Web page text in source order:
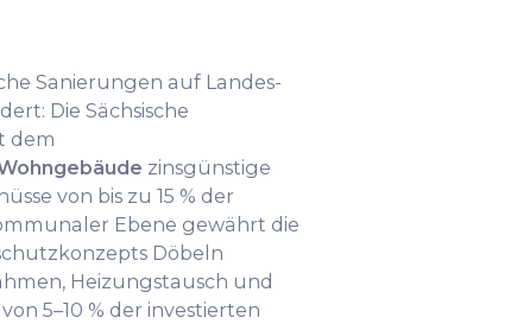
Sanierungen auf Landes-
Die Sächsische
dem
zinsgünstige
von bis zu 15 % der
Ebene gewährt die
Döbeln
Heizungstausch und
5–10 % der investierten